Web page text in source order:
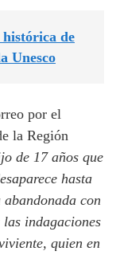
de
Unesco
por el
la Región
de 17 años que
hasta
con
indagaciones
quien en